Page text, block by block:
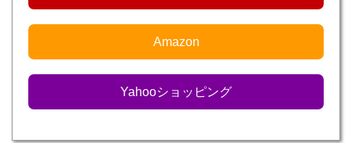
Amazon
Yahooショッピング